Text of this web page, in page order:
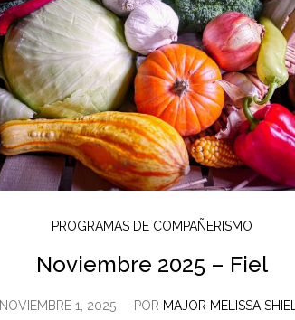
PROGRAMAS DE COMPAÑERISMO
Noviembre 2025 – Fiel
NOVIEMBRE 1, 2025 POR MAJOR MELISSA